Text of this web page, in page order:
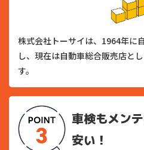
株式会社トーサイは、1964年に
し、現在は自動車総合販売店と
す。
車検もメン
安い！